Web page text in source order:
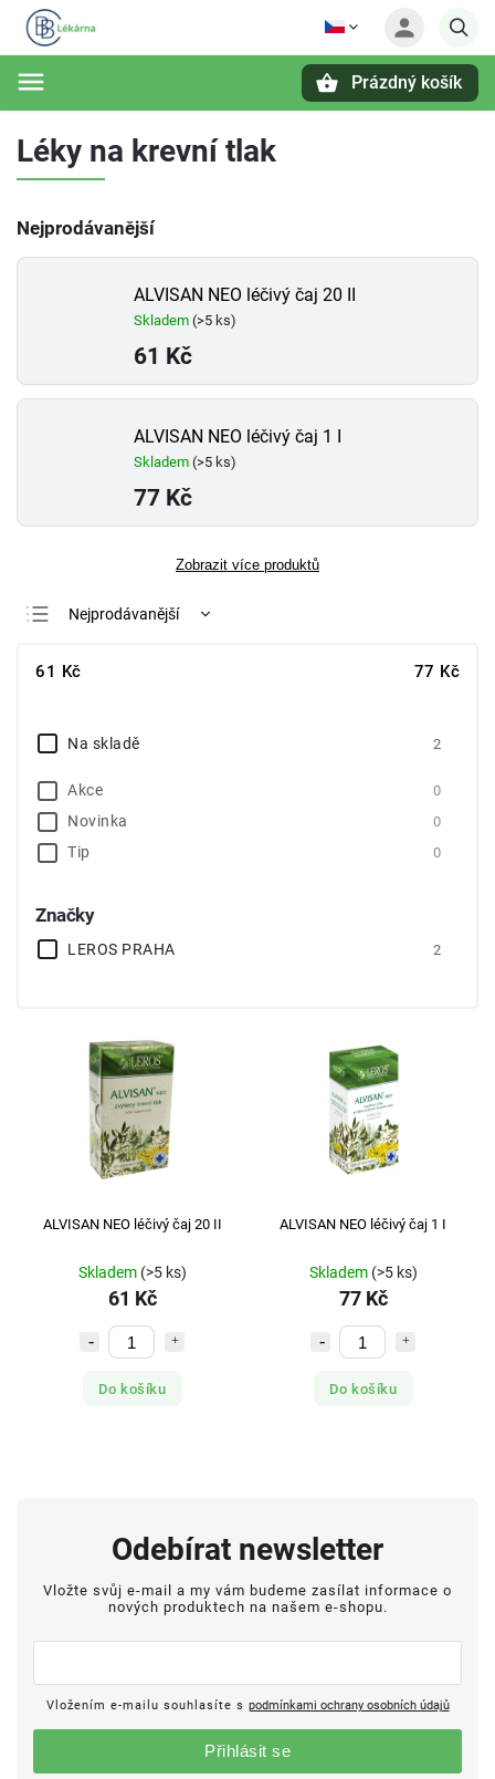
Prázdný košík
Léky na krevní tlak
Nejprodávanější
ALVISAN NEO léčivý čaj 20 II
Skladem (>5 ks)
61 Kč
ALVISAN NEO léčivý čaj 1 I
Skladem (>5 ks)
77 Kč
Zobrazit více produktů
Nejprodávanější
61 Kč 77 Kč
Na skladě 2
Akce 0
Novinka 0
Tip 0
Značky
LEROS PRAHA 2
ALVISAN NEO léčivý čaj 20 II
Skladem (>5 ks)
61 Kč
Do košíku
ALVISAN NEO léčivý čaj 1 I
Skladem (>5 ks)
77 Kč
Do košíku
Odebírat newsletter
Vložte svůj e-mail a my vám budeme zasílat informace o
nových produktech na našem e-shopu.
Vložením e-mailu souhlasíte s podmínkami ochrany osobních údajů
Přihlásit se